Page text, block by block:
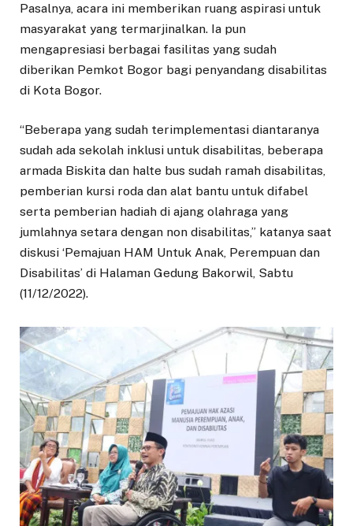
Pasalnya, acara ini memberikan ruang aspirasi untuk
masyarakat yang termarjinalkan. Ia pun
mengapresiasi berbagai fasilitas yang sudah
diberikan Pemkot Bogor bagi penyandang disabilitas
di Kota Bogor.
“Beberapa yang sudah terimplementasi diantaranya
sudah ada sekolah inklusi untuk disabilitas, beberapa
armada Biskita dan halte bus sudah ramah disabilitas,
pemberian kursi roda dan alat bantu untuk difabel
serta pemberian hadiah di ajang olahraga yang
jumlahnya setara dengan non disabilitas,” katanya saat
diskusi ‘Pemajuan HAM Untuk Anak, Perempuan dan
Disabilitas’ di Halaman Gedung Bakorwil, Sabtu
(11/12/2022).